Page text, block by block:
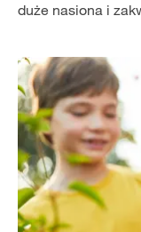
duże nasiona i